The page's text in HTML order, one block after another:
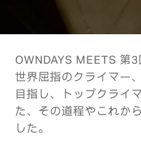
OWNDAYS MEETS 第
世界屈指のクライマー
目指し、トップクライ
た、その道程やこれか
した。